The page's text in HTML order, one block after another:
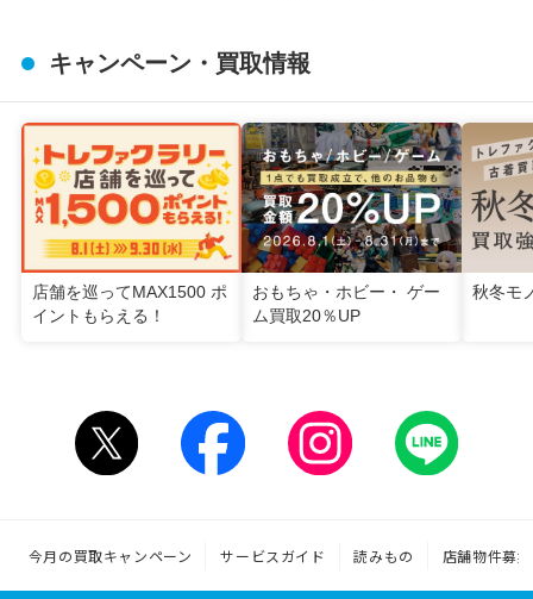
キャンペーン・買取情報
店舗を巡ってMAX1500 ポ
イントもらえる！
おもちゃ・ホビー・ ゲー
ム買取20％UP
秋冬モ
今月の買取キャンペーン サービスガイド 読みもの 店舗物件募集